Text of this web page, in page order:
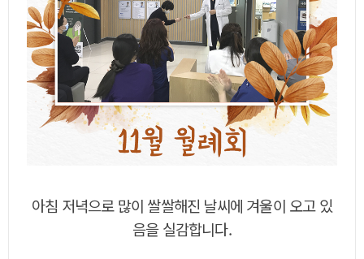
아침 저녁으로 많이 쌀쌀해진 날씨에 겨울이 오고 있
음을 실감합니다.